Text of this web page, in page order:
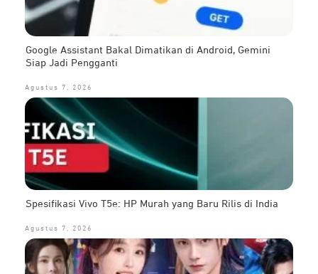
Google Assistant Bakal Dimatikan di Android, Gemini
Siap Jadi Pengganti
Agustus 7, 2026
Spesifikasi Vivo T5e: HP Murah yang Baru Rilis di India
Agustus 7, 2026